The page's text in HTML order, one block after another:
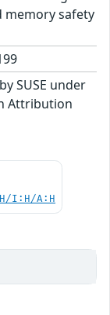
memory safety
SUSE under
Attribution
I:H/A:H